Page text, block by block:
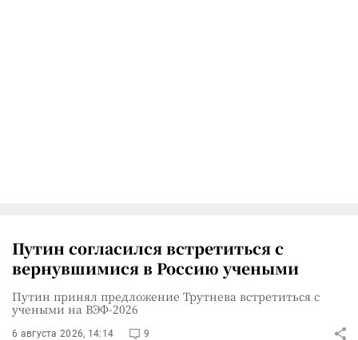
Путин согласился встретиться с
вернувшимися в Россию учеными
Путин принял предложение Трутнева встретиться с
учеными на ВЭФ-2026
6 августа 2026, 14:14 9